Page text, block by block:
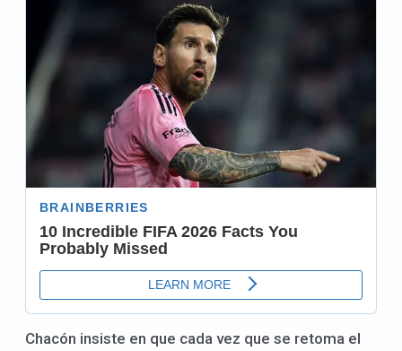
Chacón insiste en que cada vez que se retoma el